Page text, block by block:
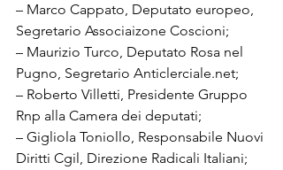
– Marco Cappato, Deputato europeo,
Segretario Associaizone Coscioni;
– Maurizio Turco, Deputato Rosa nel
Pugno, Segretario Anticlerciale.net;
– Roberto Villetti, Presidente Gruppo
Rnp alla Camera dei deputati;
– Gigliola Toniollo, Responsabile Nuovi
Diritti Cgil, Direzione Radicali Italiani;